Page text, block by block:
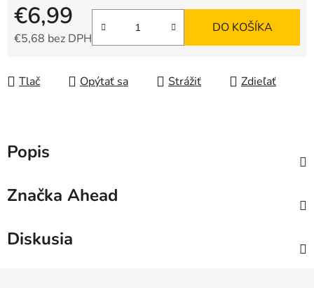
€6,99
€5,68 bez DPH
DO KOŠÍKA
Tlač Opýtať sa Strážiť Zdieľať
Popis
Značka Ahead
Diskusia